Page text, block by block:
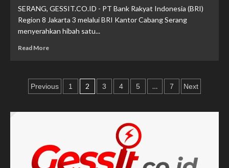
Kota
Ziarah
di
Bhayangkara
ke
SERANG, GESSIT.CO.ID - PT Bank Rakyat Indonesia (BRI)
Region 8 Jakarta 3 melalui BRI Kantor Cabang Serang
menyerahkan hibah satu...
Read MoreRead
Sinergi,
BRI
8
Hibahkan
Kendaraan
Dinas
Paginasi
Previous 1 2 3 4 5 … 7 Next